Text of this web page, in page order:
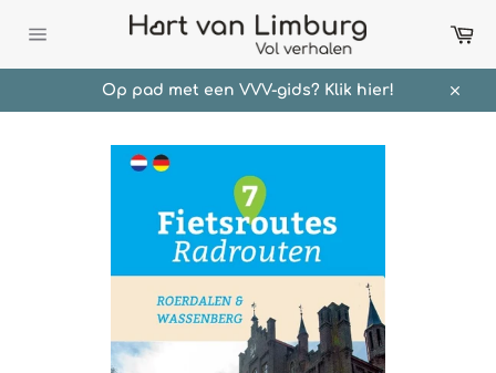
naar
content
Op pad met een VVV-gids? Klik hier!